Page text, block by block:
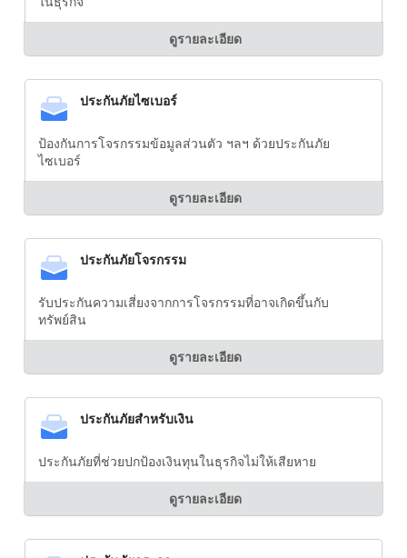
ดูรายละเอียด
ประกันภัยไซเบอร์
ป้องกันการโจรกรรมข้อมูลส่วนตัว ฯลฯ ด้วยประกันภัย
ไซเบอร์
ดูรายละเอียด
ประกันภัยโจรกรรม
รับประกันความเสี่ยงจากการโจรกรรมที่อาจเกิดขึ้นกับ
ทรัพย์สิน
ดูรายละเอียด
ประกันภัยสำหรับเงิน
ประกันภัยที่ช่วยปกป้องเงินทุนในธุรกิจไม่ให้เสียหาย
ดูรายละเอียด